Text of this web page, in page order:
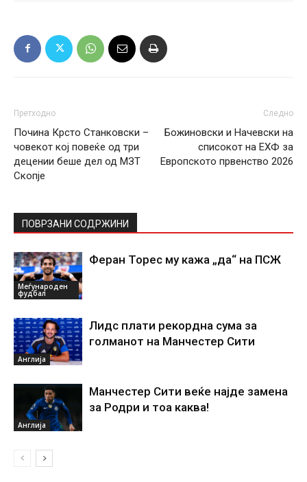
Претходно
Почина Крсто Станковски –
човекот кој повеќе од три
децении беше дел од МЗТ
Скопје
Следно
Божиновски и Начевски на
списокот на ЕХФ за
Европското првенство 2026
ПОВРЗАНИ СОДРЖИНИ
Меѓународен
фудбал
Феран Торес му кажа „да“ на ПСЖ
Англија
Лидс плати рекордна сума за
голманот на Манчестер Сити
Англија
Манчестер Сити веќе најде замена
за Родри и тоа каква!